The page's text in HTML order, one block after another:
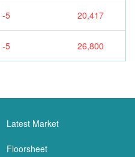
-5 20,417
-5 26,800
Latest Market
Floorsheet